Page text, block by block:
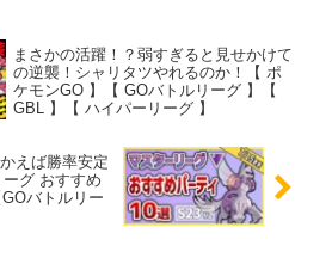
まさかの活躍！？弱すぎると見せかけて
の逆襲！シャリタツやれるのか！【 ポ
ケモンGO 】【 GOバトルリーグ 】【
GBL 】【 ハイパーリーグ 】
えば勝率安定
グ おすすめ
バトルリー